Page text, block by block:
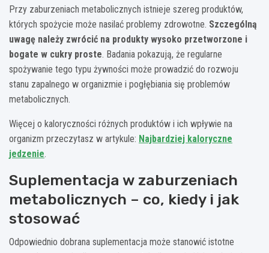
Przy zaburzeniach metabolicznych istnieje szereg produktów,
których spożycie może nasilać problemy zdrowotne. Szczególną
uwagę należy zwrócić na produkty wysoko przetworzone i
bogate w cukry proste. Badania pokazują, że regularne
spożywanie tego typu żywności może prowadzić do rozwoju
stanu zapalnego w organizmie i pogłębiania się problemów
metabolicznych.
Więcej o kaloryczności różnych produktów i ich wpływie na
organizm przeczytasz w artykule: Najbardziej kaloryczne
jedzenie.
Suplementacja w zaburzeniach
metabolicznych – co, kiedy i jak
stosować
Odpowiednio dobrana suplementacja może stanowić istotne